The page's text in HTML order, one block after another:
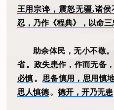
王用宗谗，震怒无疆,诸
忍，乃作《程典》，以命三
助余体民，无小不敬。
省。政失患作，作而无备
必慎。 思备慎用，思用慎
思人慎德 。 德开，开乃无患